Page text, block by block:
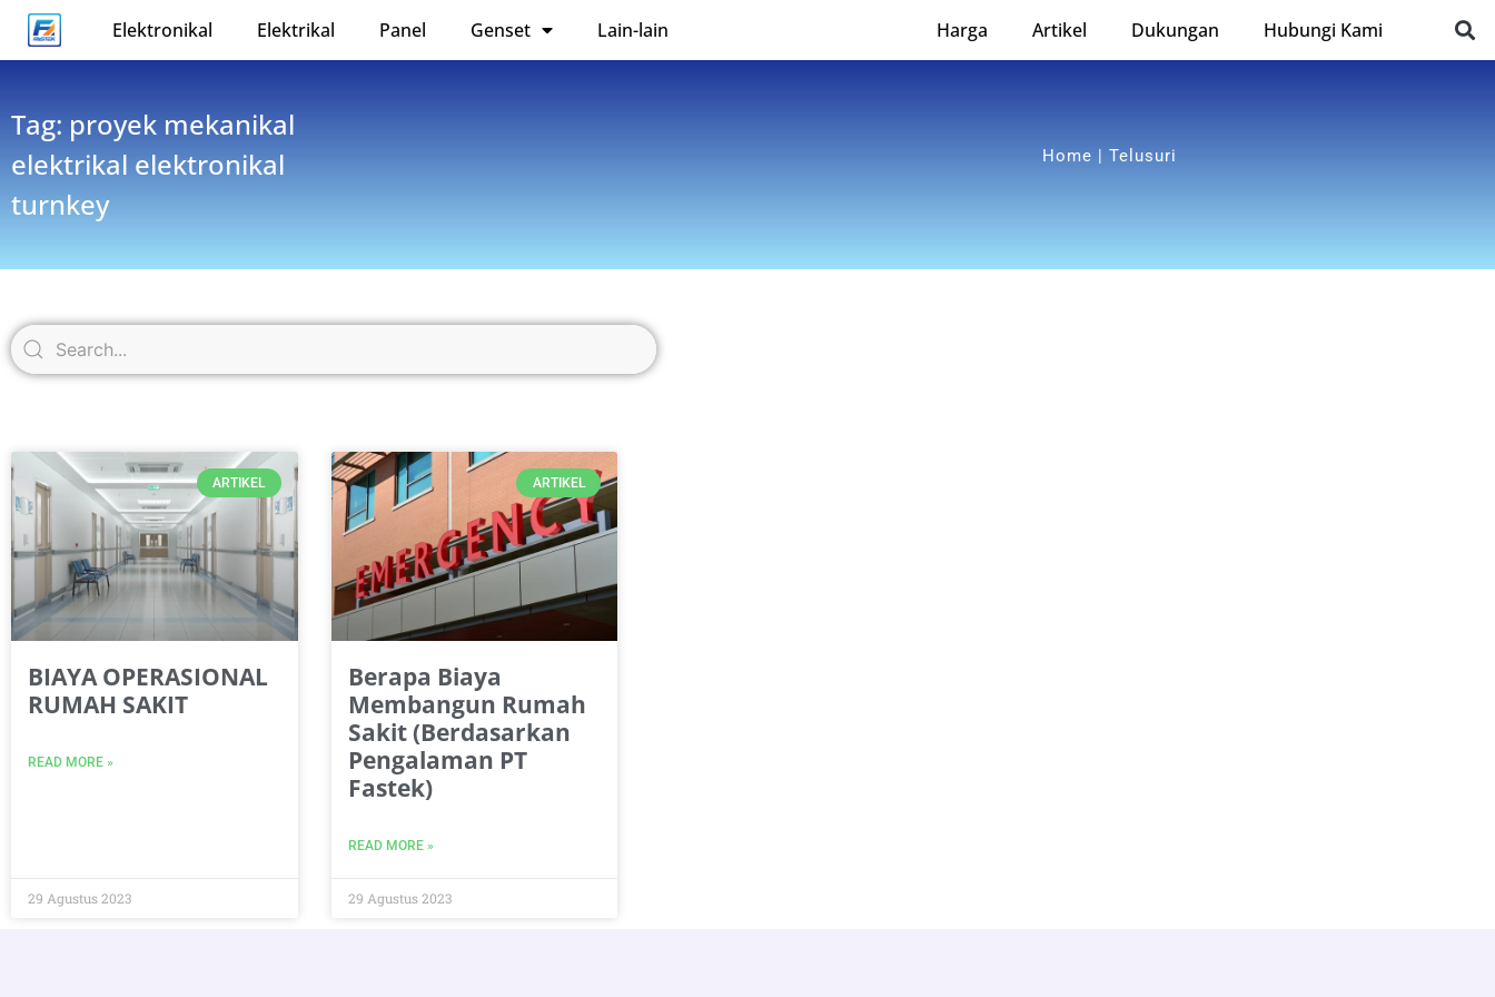
Elektronikal Elektrikal Panel Genset Lain-lain Harga Artikel Dukungan Hubungi Kami
Tag: proyek mekanikal
elektrikal elektronikal
turnkey
Home | Telusuri
ARTIKEL
BIAYA OPERASIONAL
RUMAH SAKIT
READ MORE »
29 Agustus 2023
ARTIKEL
Berapa Biaya
Membangun Rumah
Sakit (Berdasarkan
Pengalaman PT
Fastek)
READ MORE »
29 Agustus 2023